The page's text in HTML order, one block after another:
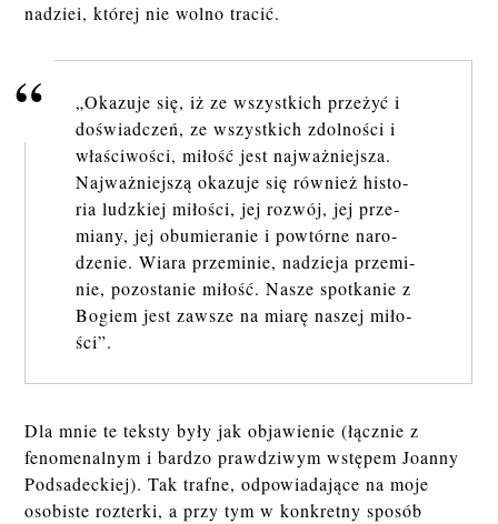
nadziei, której nie wolno tracić.
„Oka­zu­je się, iż ze wszyst­kich prze­żyć i
do­świad­czeń, ze wszyst­kich zdol­no­ści i
wła­ści­wo­ści, mi­łość jest naj­waż­niej­sza.
Naj­waż­niej­szą oka­zu­je się rów­nież hi­sto­
ria ludz­kiej mi­ło­ści, jej roz­wój, jej prze­
mia­ny, jej ob­umie­ra­nie i po­wtór­ne na­ro­
dze­nie. Wiara prze­mi­nie, na­dzie­ja prze­mi­
nie, po­zo­sta­nie mi­łość. Nasze spo­tka­nie z
Bo­giem jest za­wsze na miarę na­szej mi­ło­
ści”.
Dla mnie te teksty były jak objawienie (łącznie z
fenomenalnym i bardzo prawdziwym wstępem Joanny
Podsadeckiej). Tak trafne, odpowiadające na moje
osobiste rozterki, a przy tym w konkretny sposób